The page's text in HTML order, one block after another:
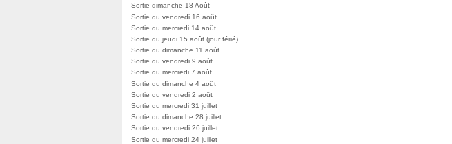
Sortie dimanche 18 Août
Sortie du vendredi 16 août
Sortie du mercredi 14 août
Sortie du jeudi 15 août (jour férié)
Sortie du dimanche 11 août
Sortie du vendredi 9 août
Sortie du mercredi 7 août
Sortie du dimanche 4 août
Sortie du vendredi 2 août
Sortie du mercredi 31 juillet
Sortie du dimanche 28 juillet
Sortie du vendredi 26 juillet
Sortie du mercredi 24 juillet